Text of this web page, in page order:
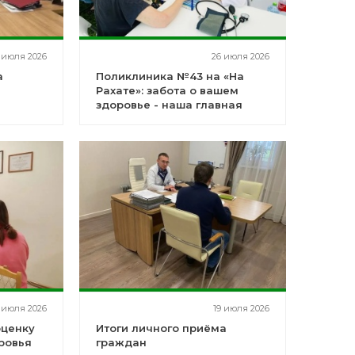
2026 26 июля 2026
Поликлиника №43 на «На
Рахате»: забота о вашем
здоровье - наша главная
2026 19 июля 2026
Итоги личного приёма
граждан